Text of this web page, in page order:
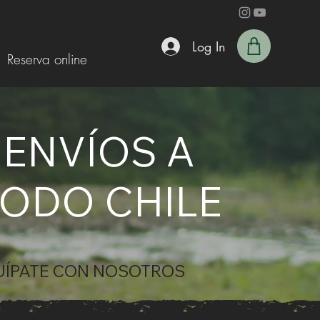
Reserva online
Log In
ENVÍOS A
CHILE
CON NOSOTROS